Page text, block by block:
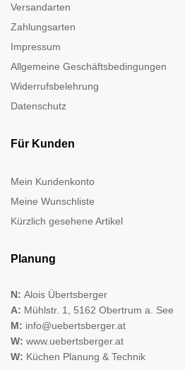
Versandarten
Zahlungsarten
Impressum
Allgemeine Geschäftsbedingungen
Widerrufsbelehrung
Datenschutz
Für Kunden
Mein Kundenkonto
Meine Wunschliste
Kürzlich gesehene Artikel
Planung
N: Alois Übertsberger
A: Mühlstr. 1, 5162 Obertrum a. See
M: info@uebertsberger.at
W: www.uebertsberger.at
W: Küchen Planung & Technik